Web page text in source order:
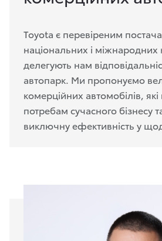
Toyota є перевіреним
національних і міжнародних
делегують нам
автопарк. Ми пропонуємо
комерційних автомобілів, які
потребам сучасного бізнесу
виключну ефективність у